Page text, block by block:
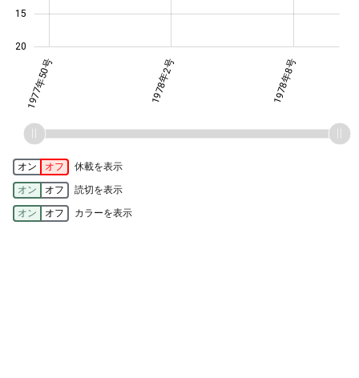
20
15
1977年50号
1977年50号
1号
6号
9号
1978年2号 1978年8号
オン オフ 休載を表示
オン オフ 読切を表示
オン オフ カラーを表示